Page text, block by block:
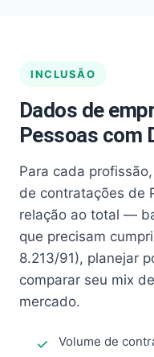
INCLUSÃO
Dados de
Pessoas com
Para cada
de contratações de
relação ao total —
que precisam
8.213/91), planejar
comparar seu mix
mercado.
Volume de